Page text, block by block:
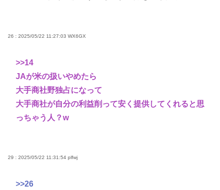
26 : 2025/05/22 11:27:03 WX6GX
>>14
JAが米の扱いやめたら
大手商社野独占になって
大手商社が自分の利益削って安く提供してくれると思
っちゃう人？w
29 : 2025/05/22 11:31:54 plfwj
>>26